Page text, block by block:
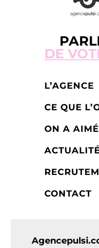
DE
L’AGENCE
CE QUE
ON A
CONTACT